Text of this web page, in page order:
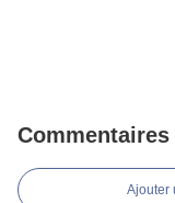
Commentaires
Ajouter